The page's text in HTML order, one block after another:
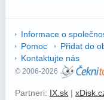
Informace o
Pomoc
Přidat do
Kontaktujte nás
© 2006-2026
Partneri: IX.sk |